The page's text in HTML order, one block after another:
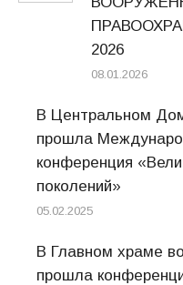
2026
08.01.2026
В Центральном
прошла
конференция
поколений»
05.02.2025
В Главном храме
прошла